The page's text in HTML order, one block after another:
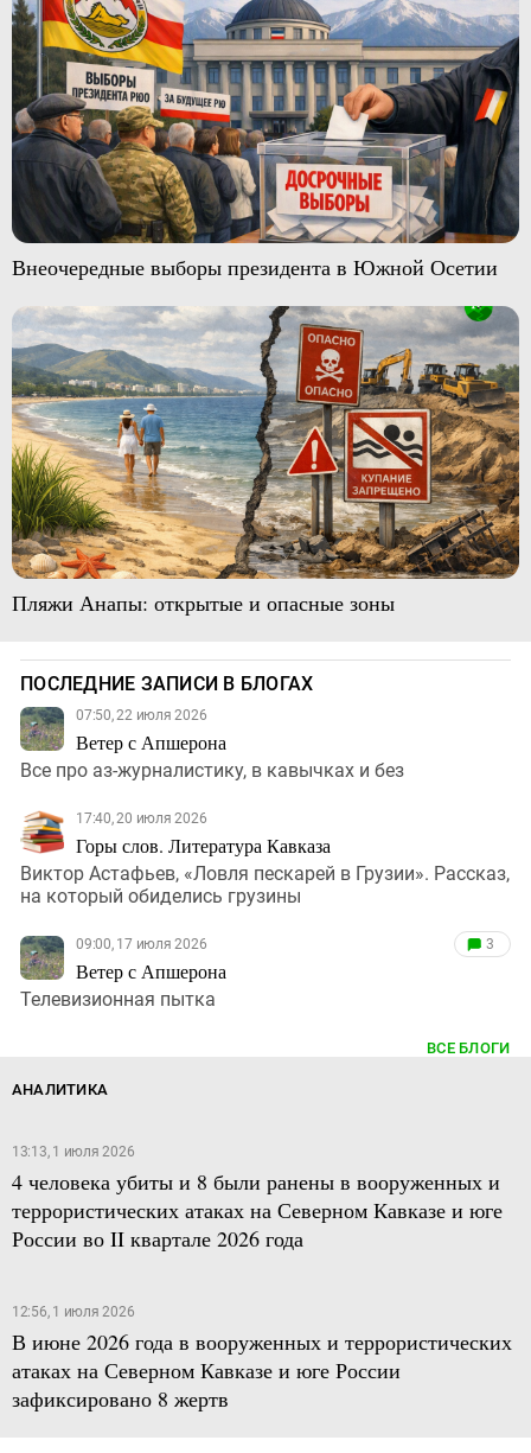
Внеочередные выборы президента в Южной Осетии
Пляжи Анапы: открытые и опасные зоны
ПОСЛЕДНИЕ ЗАПИСИ В БЛОГАХ
07:50, 22 июля 2026
Ветер с Апшерона
Все про аз-журналистику, в кавычках и без
17:40, 20 июля 2026
Горы слов. Литература Кавказа
Виктор Астафьев, «Ловля пескарей в Грузии». Рассказ,
на который обиделись грузины
09:00, 17 июля 2026
Ветер с Апшерона
3
Телевизионная пытка
ВСЕ БЛОГИ
АНАЛИТИКА
13:13, 1 июля 2026
4 человека убиты и 8 были ранены в вооруженных и
террористических атаках на Северном Кавказе и юге
России во II квартале 2026 года
12:56, 1 июля 2026
В июне 2026 года в вооруженных и террористических
атаках на Северном Кавказе и юге России
зафиксировано 8 жертв